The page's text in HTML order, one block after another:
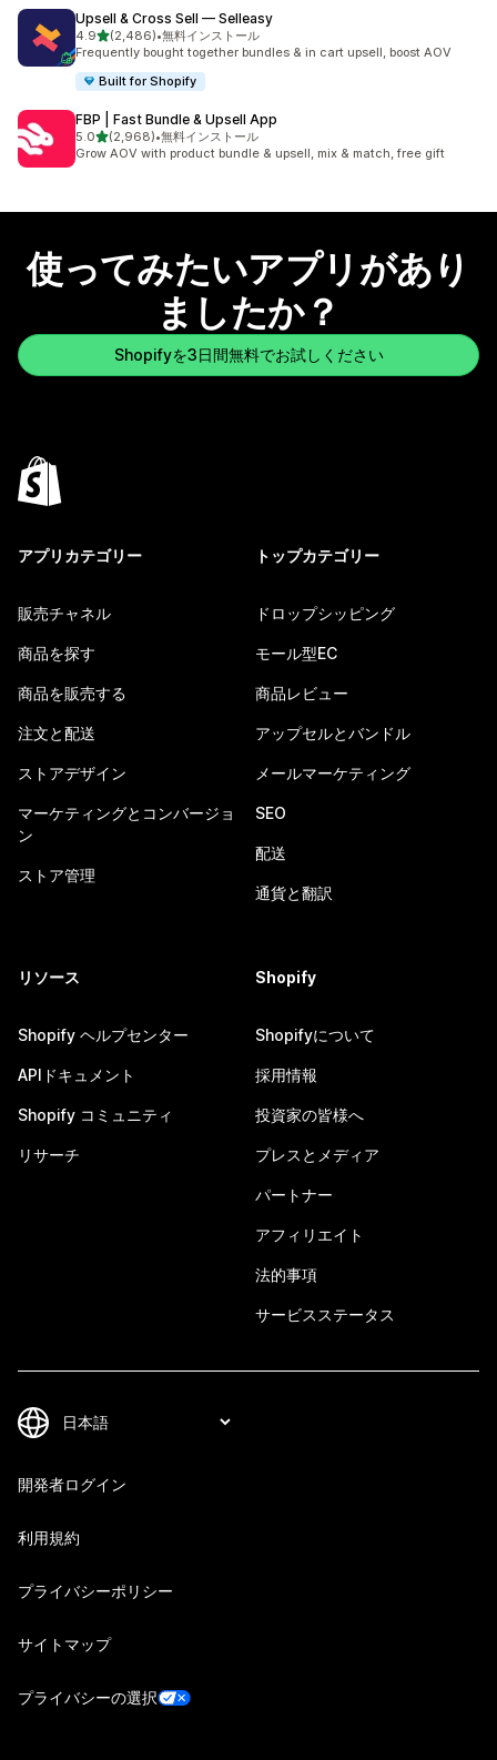
Upsell & Cross Sell — Selleasy
4.95つ星中
(2,486)
合計レビュー数：2486件
•無料インストール
Frequently bought together bundles & in cart upsell, boost AOV
Built for Shopify
FBP | Fast Bundle & Upsell App
5.05つ星中
(2,968)
合計レビュー数：2968件
•無料インストール
Grow AOV with product bundle & upsell, mix & match, free gift
使ってみたいアプリがあり
ましたか？
Shopifyを3日間無料でお試しください
アプリカテゴリー
販売チャネル
商品を探す
商品を販売する
注文と配送
ストアデザイン
マーケティングとコンバージョ
ン
ストア管理
トップカテゴリー
ドロップシッピング
モール型EC
商品レビュー
アップセルとバンドル
メールマーケティング
SEO
配送
通貨と翻訳
リソース
Shopify ヘルプセンター
APIドキュメント
Shopify コミュニティ
リサーチ
Shopify
Shopifyについて
採用情報
投資家の皆様へ
プレスとメディア
パートナー
アフィリエイト
法的事項
サービスステータス
開発者ログイン
利用規約
プライバシーポリシー
サイトマップ
プライバシーの選択